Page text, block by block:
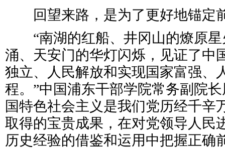
回望来路，是为了更好地锚定
“南湖的红船、井冈山的燎原星
涌、天安门的华灯闪烁，见证了中
独立、人民解放和实现国家富强、
程。”中国浦东干部学院常务副院
国特色社会主义是我们党历经千辛
取得的宝贵成果，在对党领导人民
历史经验的借鉴和运用中把握正确